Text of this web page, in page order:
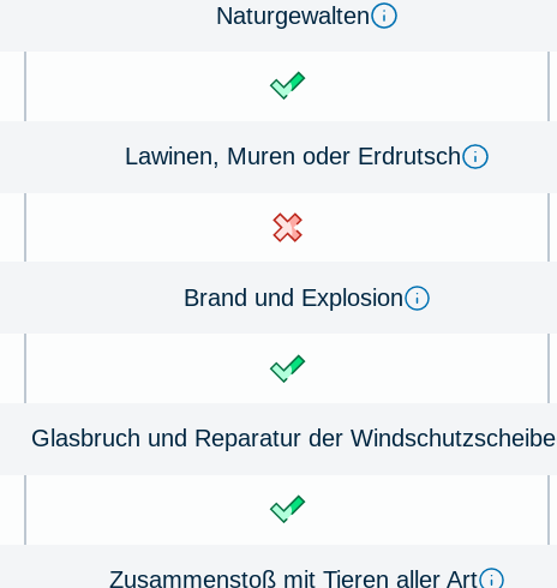
Na­tur­ge­wal­ten
La­winen, Mu­ren oder Erd­rutsch
Brand und Ex­plo­sion
Glas­bruch und Re­pa­ra­tur der Wind­schutz­schei­be
Zu­sammen­stoß mit Tie­ren aller Art